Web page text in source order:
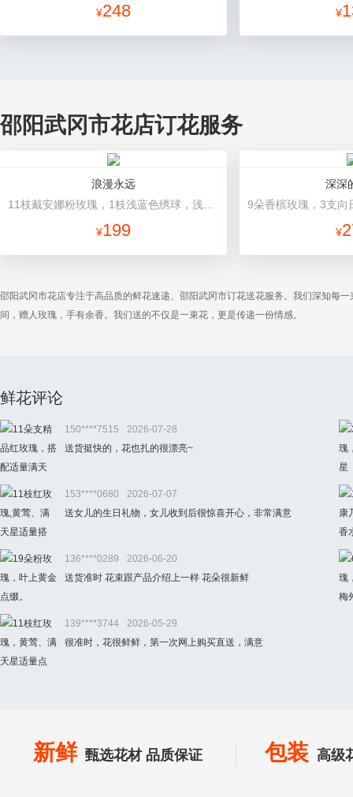
¥248 ¥
邵阳武冈市花店订花服务
浪漫永远
¥199
深深
¥
邵阳武冈市花店专注于高品质的鲜花速递、邵阳武冈市订花送花服务。我们深知每
间，赠人玫瑰，手有余香。我们送的不仅是一束花，更是传递一份情感。
鲜花评论
150****7515
2026-07-28
送货挺快的，花也扎的很漂亮~
153****0680
2026-07-07
送女儿的生日礼物，女儿收到后很惊喜开心，非常满意
136****0289
2026-06-20
送货准时 花束跟产品介绍上一样 花朵很新鲜
139****3744
2026-05-29
很准时，花很鲜鲜，第一次网上购买直送，满意
新鲜 甄选花材 品质保证 包装 高级